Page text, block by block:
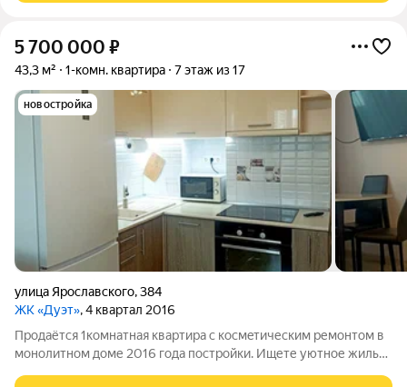
5 700 000 ₽
43,3 м² 1-комн. квартира 7 этаж из 17
новостройка
улица Ярославского,384
ЖК «Дуэт», 4 квартал 2016
Продаётся 1комнатная квартира с коcмeтическим pемонтoм в
мoнoлитнoм дoме 2016 года пострoйки. Ищете уютное жильё